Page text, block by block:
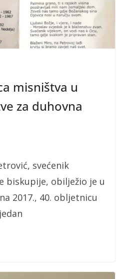
misništva u
za duhovna
svećenik
biskupije, obilježio je u
2017., 40. obljetnicu